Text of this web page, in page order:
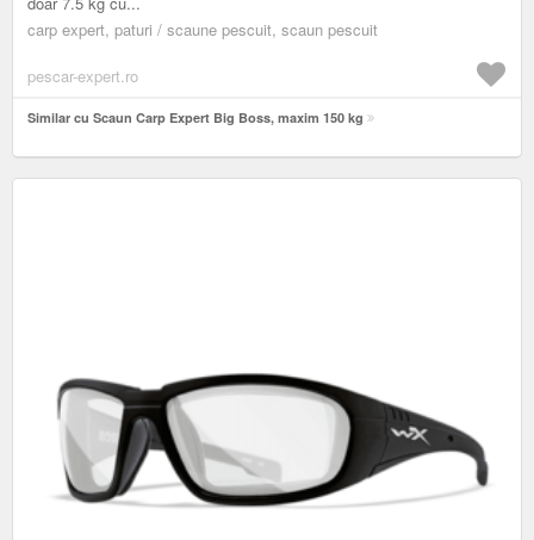
carp expert, paturi / scaune pescuit, scaun pescuit
pescar-expert.ro
Similar cu Scaun Carp Expert Big Boss, maxim 150 kg